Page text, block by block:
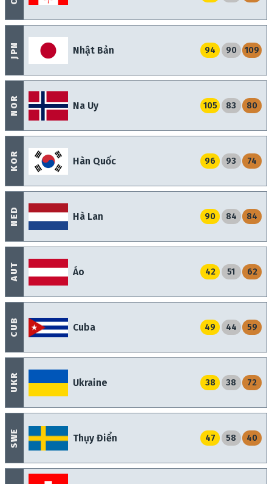
AUT Áo 42 51 62
CUB Cuba 49 44 59
JPN Nhật Bản 94 90 109
KOR Hàn Quốc 96 93 74
NED Hà Lan 90 84 84
NOR Na Uy 105 83 80
SWE Thụy Điển 47 58 40
UKR Ukraine 38 38 72